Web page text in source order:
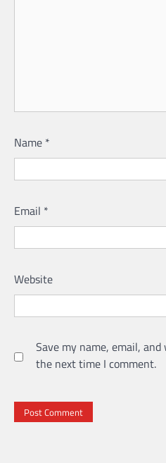
Name *
Email *
Website
Save my name, email,
the next time I comment.